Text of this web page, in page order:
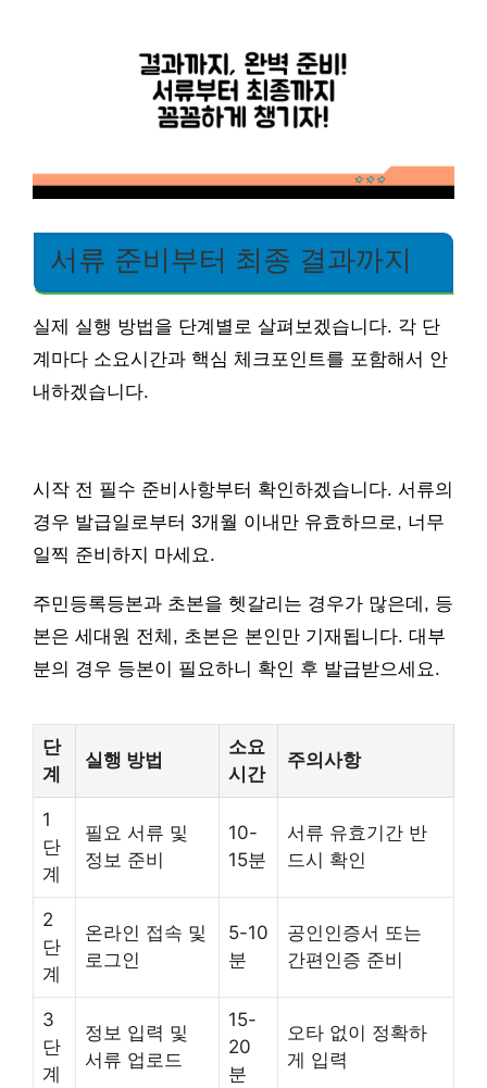
서류 준비부터 최종 결과까지
실제 실행 방법을 단계별로 살펴보겠습니다. 각 단
계마다 소요시간과 핵심 체크포인트를 포함해서 안
내하겠습니다.
시작 전 필수 준비사항부터 확인하겠습니다. 서류의
경우 발급일로부터 3개월 이내만 유효하므로, 너무
일찍 준비하지 마세요.
주민등록등본과 초본을 헷갈리는 경우가 많은데, 등
본은 세대원 전체, 초본은 본인만 기재됩니다. 대부
분의 경우 등본이 필요하니 확인 후 발급받으세요.
단
계
실행 방법
소요
시간
주의사항
1
단
계
필요 서류 및
정보 준비
10-
15분
서류 유효기간 반
드시 확인
2
단
계
온라인 접속 및
로그인
5-10
분
공인인증서 또는
간편인증 준비
3
단
계
정보 입력 및
서류 업로드
15-
20
분
오타 없이 정확하
게 입력